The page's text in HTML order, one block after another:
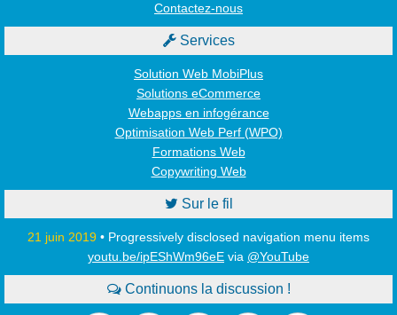
Contactez-nous
Services
Solution Web MobiPlus
Solutions eCommerce
Webapps en infogérance
Optimisation Web Perf (WPO)
Formations Web
Copywriting Web
 Sur le fil
21 juin 2019 • Progressively disclosed navigation menu items
youtu.be/ipEShWm96eE via @YouTube
Continuons la discussion !